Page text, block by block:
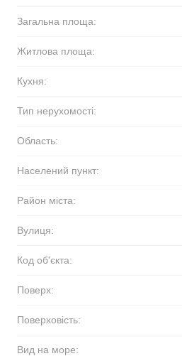
Загальна площа:
Житлова площа:
Кухня:
Тип нерухомості:
Область:
Населений пункт:
Район міста:
Вулиця:
Код об'єкта:
Поверх:
Поверховість:
Вид на море: